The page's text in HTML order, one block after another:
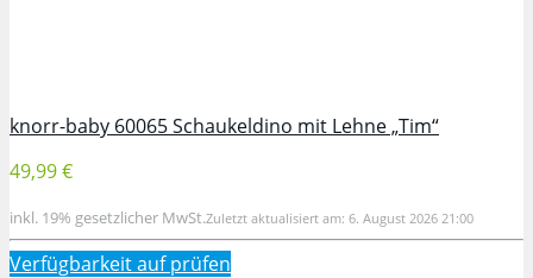
knorr-baby 60065 Schaukeldino mit Lehne „Tim“
49,99 €
inkl. 19% gesetzlicher MwSt.Zuletzt aktualisiert am: 6. August 2026 21:00
Verfügbarkeit aufprüfen